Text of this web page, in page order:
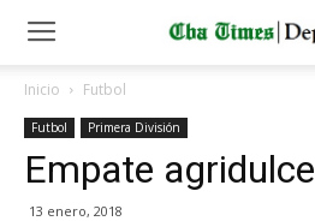
Inicio Futbol
Futbol Primera División
Empate agridulce
13 enero, 2018